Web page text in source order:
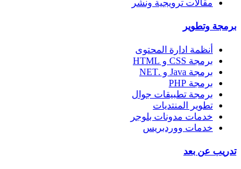
مقالات ترويجية ونشر
برمجة وتطوير
أنظمة ادارة المحتوى
برمجة CSS و HTML
برمجة Java و .NET
برمجة PHP
برمجة تطبيقات جوال
تطوير المنتديات
خدمات مدونات بلوجر
خدمات ووردبريس
تدريب عن بعد